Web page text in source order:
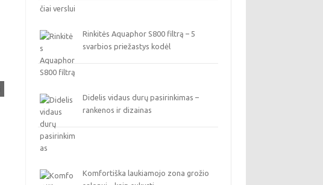
Rinkitės Aquaphor S800 filtrą – 5
svarbios priežastys kodėl
Didelis vidaus durų pasirinkimas –
rankenos ir dizainas
Komfortiška laukiamojo zona grožio